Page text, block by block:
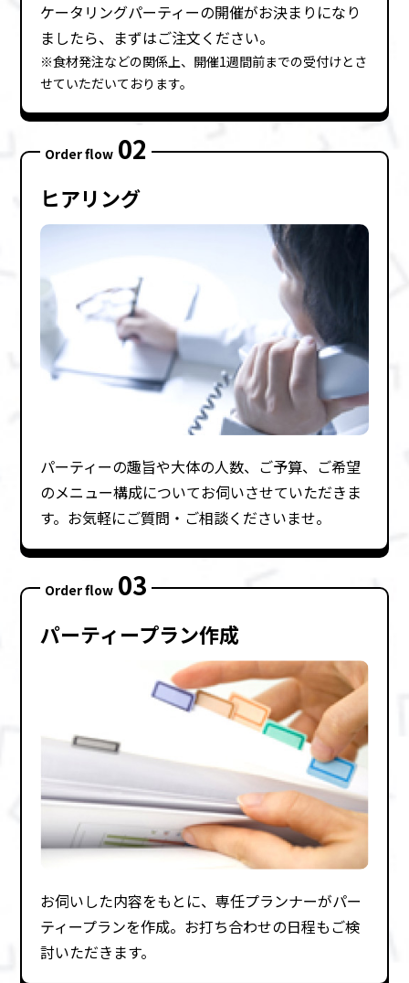
ケータリングパーティーの開催がお決まりになり
ましたら、まずはご注⽂ください。
※⾷材発注などの関係上、開催1週間前までの受付けとさ
せていただいております。
Order flow 02
ヒアリング
パーティーの趣旨や⼤体の⼈数、ご予算、ご希望
のメニュー構成についてお伺いさせていただきま
す。お気軽にご質問・ご相談くださいませ。
Order flow 03
パーティープラン作成
お伺いした内容をもとに、専任プランナーがパー
ティープランを作成。お打ち合わせの⽇程もご検
討いただきます。